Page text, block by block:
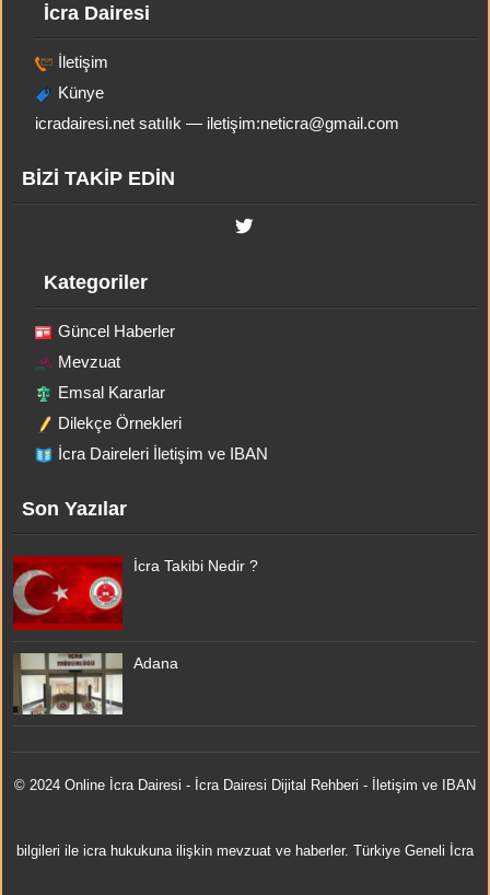
İcra Dairesi
İletişim
Künye
icradairesi.net satılık — iletişim:neticra@gmail.com
BİZİ TAKİP EDİN
Kategoriler
Güncel Haberler
Mevzuat
Emsal Kararlar
Dilekçe Örnekleri
İcra Daireleri İletişim ve IBAN
Son Yazılar
İcra Takibi Nedir ?
Adana
© 2024 Online İcra Dairesi - İcra Dairesi Dijital Rehberi - İletişim ve IBAN
bilgileri ile icra hukukuna ilişkin mevzuat ve haberler. Türkiye Geneli İcra